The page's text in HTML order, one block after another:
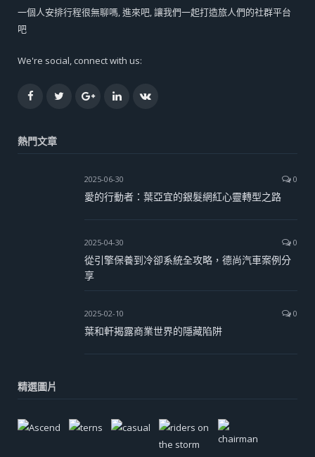
一個人安排行程很無聊嗎, 進來吧, 讓我們一起打造旅人們的社群平台
吧
We're social, connect with us:
FacebookTwitterGoogle+LinkedInVK
熱門文章
2025-06-30 0
愛的行動者：葉亞宜的銀髮網紅心靈轉型之路
2025-04-30 0
從引擎保養到冷卻系統全攻略，德尚汽車案例分
享
2025-02-10 0
葉和軒揭露商業世界的隱藏陷阱
精選圖片